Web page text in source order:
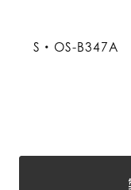
S・OS-B347A